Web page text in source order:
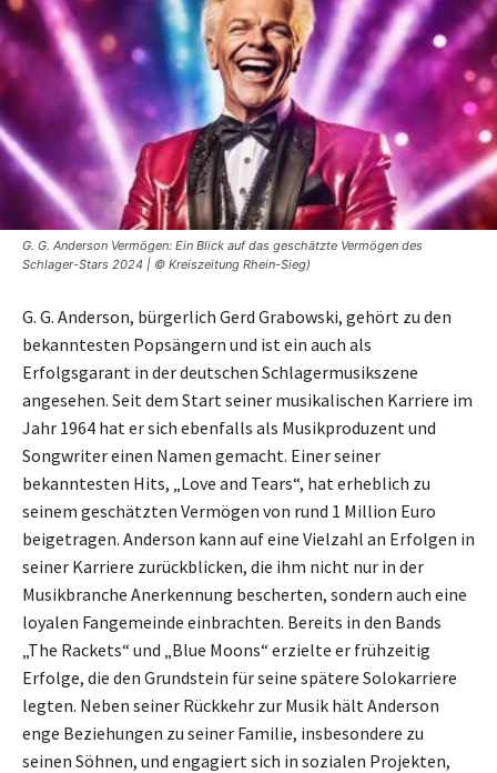
G. G. Anderson Vermögen: Ein Blick auf das geschätzte Vermögen des
Schlager-Stars 2024 | © Kreiszeitung Rhein-Sieg)
G. G. Anderson, bürgerlich Gerd Grabowski, gehört zu den
bekanntesten Popsängern und ist ein auch als
Erfolgsgarant in der deutschen Schlagermusikszene
angesehen. Seit dem Start seiner musikalischen Karriere im
Jahr 1964 hat er sich ebenfalls als Musikproduzent und
Songwriter einen Namen gemacht. Einer seiner
bekanntesten Hits, „Love and Tears“, hat erheblich zu
seinem geschätzten Vermögen von rund 1 Million Euro
beigetragen. Anderson kann auf eine Vielzahl an Erfolgen in
seiner Karriere zurückblicken, die ihm nicht nur in der
Musikbranche Anerkennung bescherten, sondern auch eine
loyalen Fangemeinde einbrachten. Bereits in den Bands
„The Rackets“ und „Blue Moons“ erzielte er frühzeitig
Erfolge, die den Grundstein für seine spätere Solokarriere
legten. Neben seiner Rückkehr zur Musik hält Anderson
enge Beziehungen zu seiner Familie, insbesondere zu
seinen Söhnen, und engagiert sich in sozialen Projekten,